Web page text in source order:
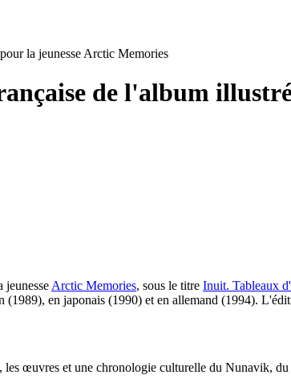
la jeunesse Arctic Memories
de l'album
jeunesse Arctic Memories, sous le titre Inuit. Tableaux
en japonais (1990) et en allemand (1994).
les œuvres et une chronologie culturelle du Nunavik,